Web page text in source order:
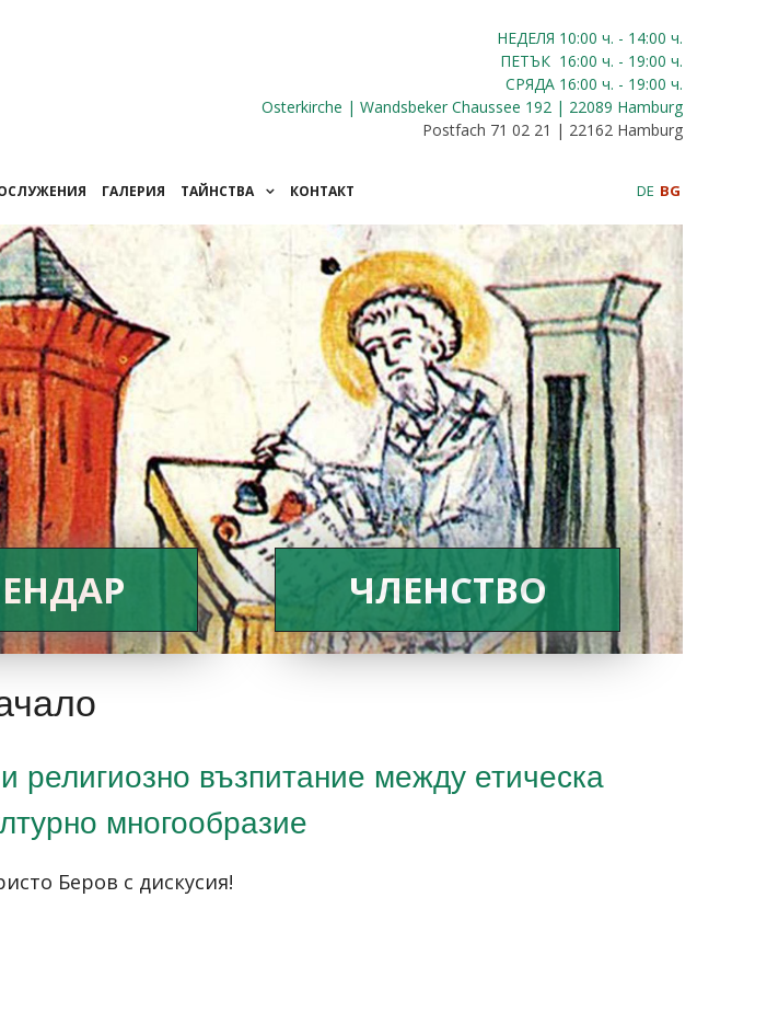
НЕДЕЛЯ 10:00 ч. - 14:00 ч.
ПЕТЪК 16:00 ч. - 19:00 ч.
СРЯДА 16:00 ч. - 19:00 ч.
Osterkirche | Wandsbeker Chaussee 192 | 22089 Hamburg
Postfach 71 02 21 | 22162 Hamburg
ГАЛЕРИЯ ТАЙНСТВА КОНТАКТ DE BG
ЧЛЕНСТВО
възпитание между етическа
многообразие
Беров с дискусия!